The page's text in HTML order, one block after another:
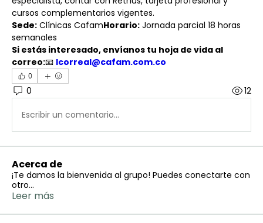
cursos complementarios vigentes.
Sede: Clínicas CafamHorario: Jornada parcial 18 horas
semanales
Si estás interesado, envíanos tu hoja de vida al
correo:📧 lcorreal@cafam.com.co
0
0 12
Escribir un comentario...
Acerca de
¡Te damos la bienvenida al grupo! Puedes conectarte con
otro...
Leer más